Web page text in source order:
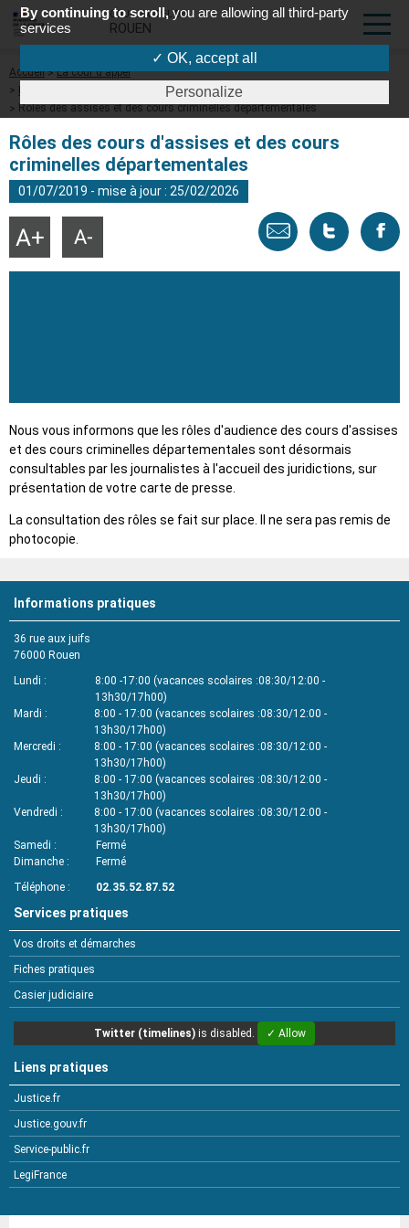
COUR D'APPEL DE
ROUEN
Fil
d'Ariane
Accueil
La cour d'appel
Les cours d'assises et les cours criminelles départementales
Rôles des assises et des cours criminelles départementales
Rôles des cours d'assises et des cours
criminelles départementales
01/07/2019 - mise à jour : 25/02/2026
Envoyer Tweeter
Agrandir Réduire
Nous vous informons que les rôles d'audience des cours d'assises
et des cours criminelles départementales sont désormais
consultables par les journalistes à l'accueil des juridictions, sur
présentation de votre carte de presse.
La consultation des rôles se fait sur place. Il ne sera pas remis de
photocopie.
Informations pratiques
36 rue aux juifs
76000 Rouen
Lundi
8:00 -17:00 (vacances scolaires :08:30/12:00 -
13h30/17h00)
Mardi
8:00 - 17:00 (vacances scolaires :08:30/12:00 -
13h30/17h00)
Mercredi
8:00 - 17:00 (vacances scolaires :08:30/12:00 -
13h30/17h00)
Jeudi
8:00 - 17:00 (vacances scolaires :08:30/12:00 -
13h30/17h00)
Vendredi
8:00 - 17:00 (vacances scolaires :08:30/12:00 -
13h30/17h00)
Samedi
Fermé
Dimanche
Fermé
Téléphone
02.35.52.87.52
Services pratiques
Vos droits et démarches
Fiches pratiques
Casier judiciaire
Twitter (timelines) is disabled. ✓ Allow
Liens pratiques
Justice.fr
Justice.gouv.fr
Service-public.fr
LegiFrance
By continuing to scroll, you are allowing all third-party
services
✓ OK, accept all
Personalize